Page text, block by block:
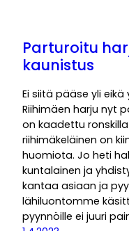
Parturoitu
kaunistus
Ei siitä pääse yli
Riihimäen harju nyt
on kaadettu
riihimäkeläinen on
huomiota. Jo heti
kuntalainen ja
kantaa asiaan ja
lähiluontomme
pyynnöille ei juuri